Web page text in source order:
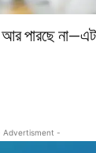
পারছে
Advertisment -